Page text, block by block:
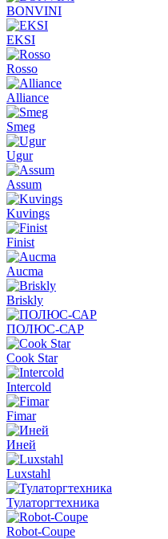
BONVINI
EKSI
Rosso
Alliance
Smeg
Ugur
Assum
Kuvings
Finist
Aucma
Briskly
ПОЛЮС-САР
Cook Star
Intercold
Fimar
Иней
Luxstahl
Тулаторгтехника
Robot-Coupe